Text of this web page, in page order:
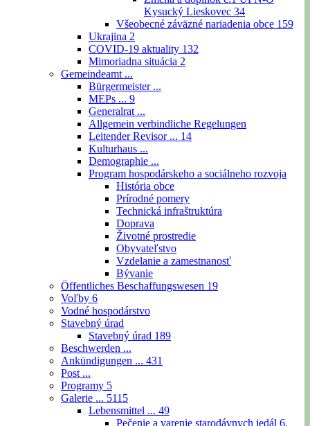
Kysucký Lieskovec 34
Všeobecné záväzné nariadenia obce 159
Ukrajina 2
COVID-19 aktuality 132
Mimoriadna situácia 2
Gemeindeamt ...
Bürgermeister ...
MEPs ... 9
Generalrat ...
Allgemein verbindliche Regelungen
Leitender Revisor ... 14
Kulturhaus ...
Demographie ...
Program hospodárskeho a sociálneho rozvoja
História obce
Prírodné pomery
Technická infraštruktúra
Doprava
Životné prostredie
Obyvateľstvo
Vzdelanie a zamestnanosť
Bývanie
Öffentliches Beschaffungswesen 19
Voľby 6
Vodné hospodárstvo
Stavebný úrad
Stavebný úrad 189
Beschwerden ...
Ankündigungen ... 431
Post ...
Programy 5
Galerie ... 5115
Lebensmittel ... 49
Pečenie a varenie starodávnych jedál 6.